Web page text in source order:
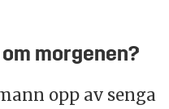
morgenen?
opp av senga